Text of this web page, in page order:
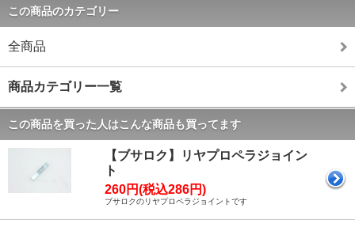
この商品のカテゴリー
全商品
商品カテゴリー一覧
この商品を買った人はこんな商品も買ってます
【ブサロク】リヤプロペラジョイン
ト
260円(税込286円)
ブサロクのリヤプロペラジョイントです